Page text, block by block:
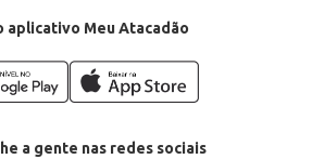
aplicativo Meu Atacadão
a gente nas redes sociais